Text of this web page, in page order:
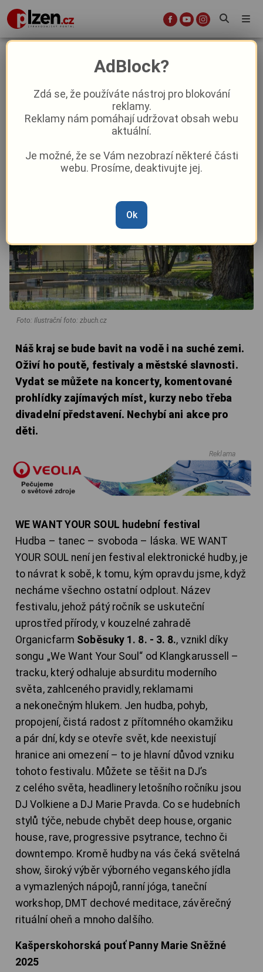
Plzeňský kraj vítá srpen stylově!
Aktuality Kultura Z kraje
Peggy Kýrová–1. 8. 2025|06:55
Foto: Ilustrační foto: zbuch.cz
Náš kraj se bude bavit na vodě i na suché zemi.
Oživí ho poutě, festivaly a městské slavnosti.
Vydat se můžete na koncerty, komentované
prohlídky zajímavých míst, kurzy nebo třeba
divadelní představení. Nechybí ani akce pro
děti.
Reklama
WE WANT YOUR SOUL hudební festival
Hudba – tanec – svoboda – láska. WE WANT
YOUR SOUL není jen festival elektronické hudby, je
to návrat k sobě, k tomu, kým opravdu jsme, když
necháme všechno ostatní odplout. Název
festivalu, jehož pátý ročník se uskuteční
uprostřed přírody, v kouzelné zahradě
Organicfarm Soběsuky 1. 8. - 3. 8., vznikl díky
songu „We Want Your Soul“ od Klangkarussell –
tracku, který odhaluje absurditu moderního
světa, zahlceného pravidly, reklamami
a nekonečným hlukem. Jen hudba, pohyb,
propojení, čistá radost z přítomného okamžiku
a pár dní, kdy se otevře svět, kde neexistují
hranice ani omezení – to je hlavní důvod vzniku
tohoto festivalu. Můžete se těšit na DJ’s
z celého světa, headlinery letošního ročníku jsou
DJ Volkiene a DJ Marie Pravda. Co se hudebních
stylů týče, nebude chybět deep house, organic
house, rave, progressive psytrance, techno či
downtempo. Kromě hudby na vás čeká světelná
show, široký výběr výborného veganského jídla
a vymazlených nápojů, ranní jóga, taneční
workshop, DMT dechové meditace, závěrečný
rituální oheň a mnoho dalšího.
Kašperskohorská pouť Panny Marie Sněžné
2025
AdBlock?
Zdá se, že používáte nástroj pro blokování
reklamy.
Reklamy nám pomáhají udržovat obsah webu
aktuální.
Je možné, že se Vám nezobrazí některé části
webu. Prosíme, deaktivujte jej.
Ok